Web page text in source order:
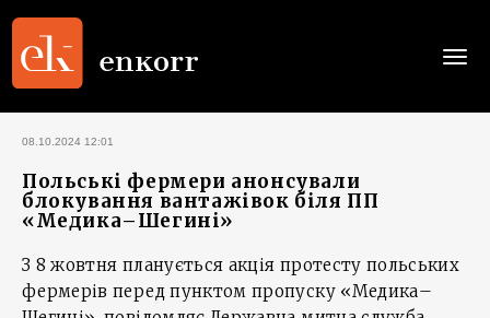
08.10.2024 12:01
Польські фермери анонсували
блокування вантажівок біля ПП
«Медика–Шегині»
З 8 жовтня планується акція протесту польських
фермерів перед пунктом пропуску «Медика–